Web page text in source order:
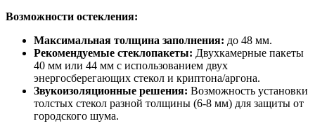
Возможности остекления:
Максимальная толщина заполнения: до 48 мм.
Рекомендуемые стеклопакеты: Двухкамерные пакеты
40 мм или 44 мм с использованием двух
энергосберегающих стекол и криптона/аргона.
Звукоизоляционные решения: Возможность установки
толстых стекол разной толщины (6-8 мм) для защиты от
городского шума.